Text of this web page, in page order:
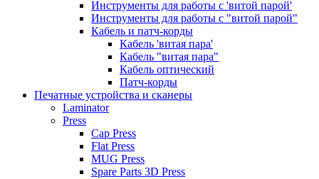
Инструменты для работы с 'витой парой'
Инструменты для работы с "витой парой"
Кабель и патч-корды
Кабель 'витая пара'
Кабель "витая пара"
Кабель оптический
Патч-корды
Печатные устройства и сканеры
Laminator
Press
Cap Press
Flat Press
MUG Press
Spare Parts 3D Press